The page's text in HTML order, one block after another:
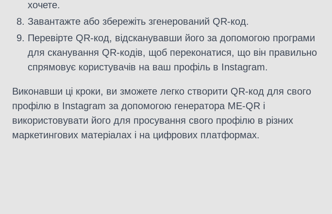
хочете.
Завантажте або збережіть згенерований QR-код.
Перевірте QR-код, відсканувавши його за допомогою програми
для сканування QR-кодів, щоб переконатися, що він правильно
спрямовує користувачів на ваш профіль в Instagram.
Виконавши ці кроки, ви зможете легко створити QR-код для свого
профілю в Instagram за допомогою генератора ME-QR і
використовувати його для просування свого профілю в різних
маркетингових матеріалах і на цифрових платформах.